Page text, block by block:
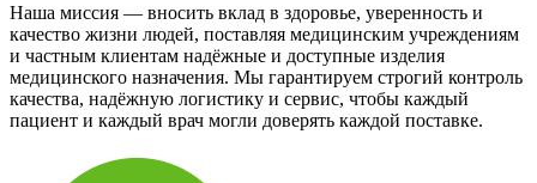
Наша миссия — вносить вклад в здоровье, уверенность и
качество жизни людей, поставляя медицинским учреждениям
и частным клиентам надёжные и доступные изделия
медицинского назначения. Мы гарантируем строгий контроль
качества, надёжную логистику и сервис, чтобы каждый
пациент и каждый врач могли доверять каждой поставке.